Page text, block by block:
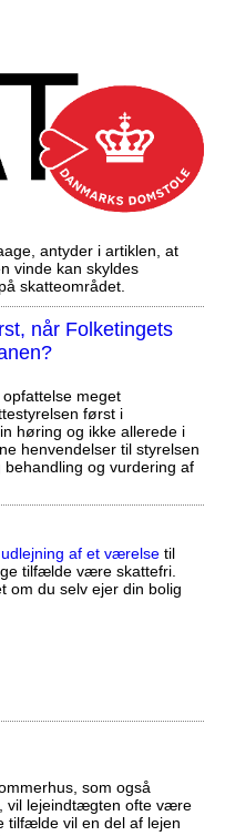
antyder i artiklen, at
vinde kan skyldes
skatteområdet.
når Folketingets
meget
først i
høring og ikke allerede i
henvendelser til styrelsen
og vurdering af
udlejning af et værelsetil
tilfælde være skattefri.
om du selv ejer din bolig
som også
vil lejeindtægten ofte være
tilfælde vil en del af lejen